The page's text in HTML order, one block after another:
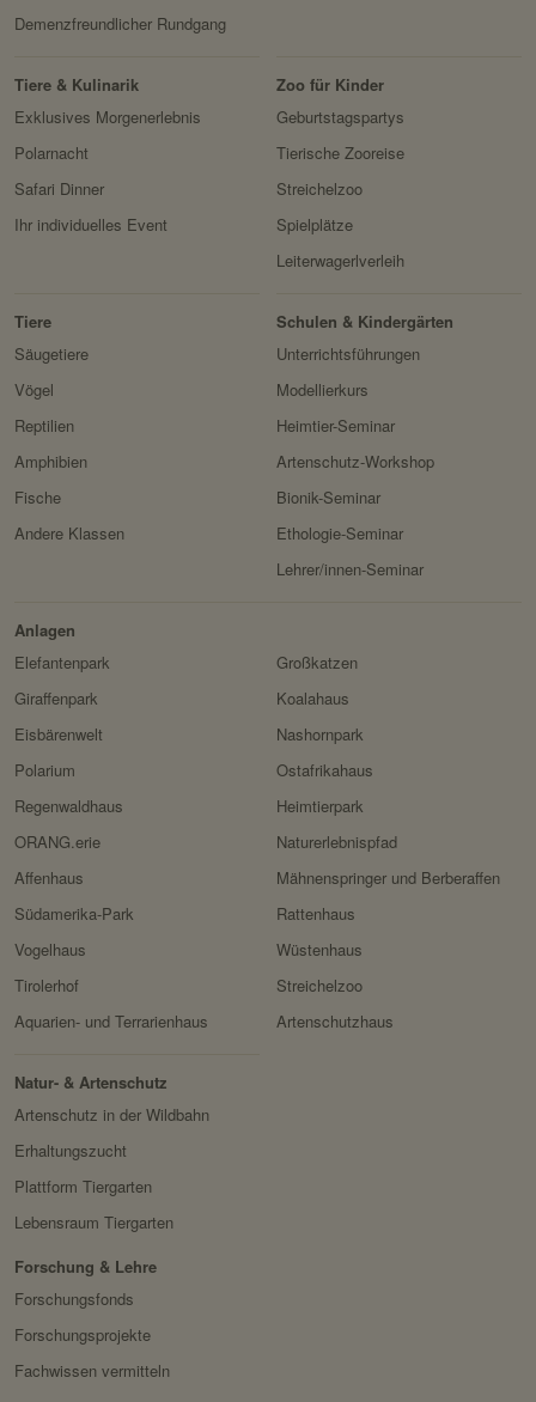
Drittanbieter:
HTTP-Cookie: messages
Verwendungszwec
k:
speichert Sytemnachrichten,
die Benutzer angezeigt
werden sollen.
Domain:
localhost
Session
Fundraisingbox
https://www.fundraisingbox.
com/datenschutz/
Fundraisingbox
Stripe
https://stripe.com/at/privacy
Demenzfreundlicher Rundgang
Tiere & Kulinarik
Exklusives Morgenerlebnis
Polarnacht
Safari Dinner
Ihr individuelles Event
Zoo für Kinder
Geburtstagspartys
Tierische Zooreise
Streichelzoo
Spielplätze
Leiterwagerlverleih
Schulen & Kindergärten
Unterrichtsführungen
Modellierkurs
Heimtier-Seminar
Artenschutz-Workshop
Bionik-Seminar
Ethologie-Seminar
Lehrer/innen-Seminar
Tiere
Säugetiere
Vögel
Reptilien
Amphibien
Fische
Andere Klassen
Anlagen
Elefantenpark
Giraffenpark
Eisbärenwelt
Polarium
Regenwaldhaus
ORANG.erie
Affenhaus
Südamerika-Park
Vogelhaus
Tirolerhof
Aquarien- und Terrarienhaus
Großkatzen
Koalahaus
Nashornpark
Ostafrikahaus
Heimtierpark
Naturerlebnispfad
Mähnenspringer und Berberaffen
Rattenhaus
Wüstenhaus
Streichelzoo
Artenschutzhaus
Natur- & Artenschutz
Artenschutz in der Wildbahn
Erhaltungszucht
Plattform Tiergarten
Lebensraum Tiergarten
Forschung & Lehre
Forschungsfonds
Forschungsprojekte
Fachwissen vermitteln